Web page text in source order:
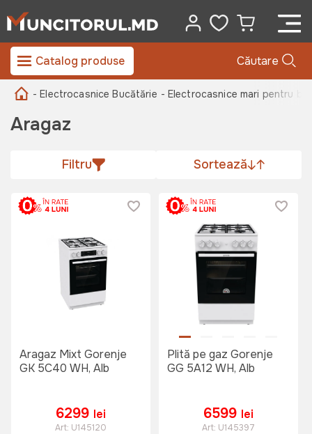
Catalog produse Căutare
- Electrocasnice Bucătărie - Electrocasnice mari pentru
Aragaz
Filtru Sortează
Aragaz Mixt Gorenje
GK 5C40 WH, Alb
6299 lei
Art: U145120
Plită pe gaz Gorenje
GG 5A12 WH, Alb
6599 lei
Art: U145397